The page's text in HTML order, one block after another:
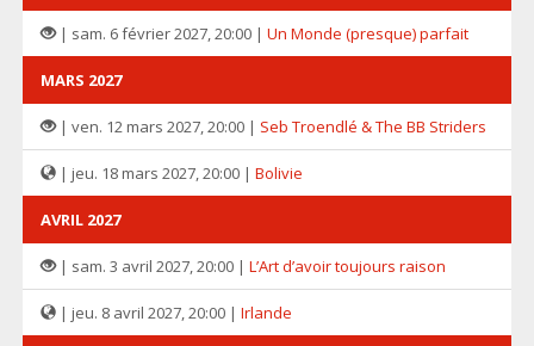
| sam. 6 février 2027, 20:00 | Un Monde (presque) parfait
MARS 2027
| ven. 12 mars 2027, 20:00 | Seb Troendlé & The BB Striders
| jeu. 18 mars 2027, 20:00 | Bolivie
AVRIL 2027
| sam. 3 avril 2027, 20:00 | L’Art d’avoir toujours raison
| jeu. 8 avril 2027, 20:00 | Irlande